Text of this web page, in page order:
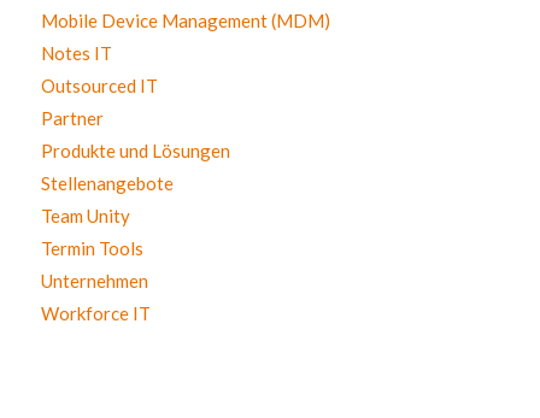
Mobile Device Management (MDM)
Notes IT
Outsourced IT
Partner
Produkte und Lösungen
Stellenangebote
Team Unity
Termin Tools
Unternehmen
Workforce IT